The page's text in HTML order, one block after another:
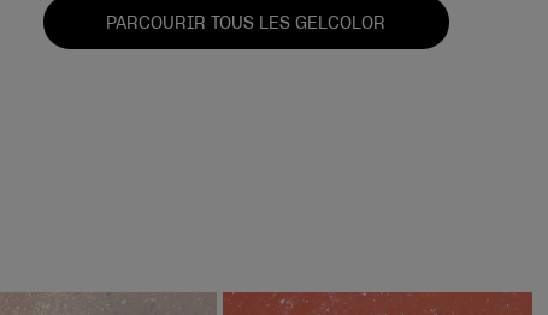
PARCOURIR TOUS LES GELCOLOR